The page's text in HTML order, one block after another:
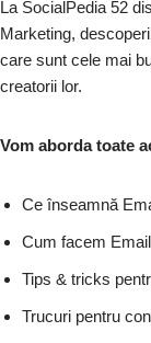
La SocialPedia 52
Marketing,
care sunt cele mai
creatorii lor.
Vom aborda toate
Ce înseamnă
Cum facem
Tips & tricks
Trucuri pentru